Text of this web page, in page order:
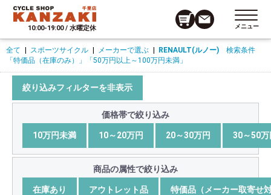
10:00-19:00 / 水曜定休 メニュー
全て スポーツサイクル メーカーで選ぶ RENAULT(ルノー) 検索条件
「特価品（在庫のみ）」
「50万円以上～100万円未満」
絞り込みフィルターを非表示
価格帯で絞り込み
10万円未満 10～20万円 20～30万円 30～50万
商品の属性で絞り込み
在庫あり アウトレット品 特価品（メーカー取寄せ